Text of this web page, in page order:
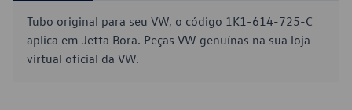
Tubo original para seu VW, o código 1K1-614-725-C
aplica em Jetta Bora. Peças VW genuínas na sua loja
virtual oficial da VW.